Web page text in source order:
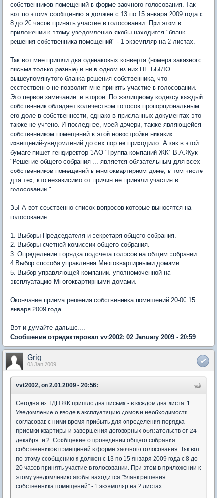
собственников помещений в форме заочного голосования. Так
вот по этому сообщению я должен с 13 по 15 января 2009 года с
8 до 20 часов принять участие в голосовании. При этом в
приложении к этому уведомлению якобы находится "бланк
решения собственника помещений" - 1 экземпляр на 2 листах.
Так вот мне пришли два одинаковых конверта (номера заказного
письма только разные) и ни в одном из них НЕ БЫЛО
вышеупомянутого бланка решения собственника, что
есстественно не позволит мне принять участие в голосовании.
Это первое замечание, и второе. По жилищному кодексу каждый
собственник обладает количеством голосов пропорциональным
его доле в собственности, однако в присланных документах это
также не учтено. И последнее, моей дочери, также являющейся
собственником помещений в этой новостройке никаких
извещений-уведомлений до сих пор не приходило. А как в этой
бумаге пишет гендиректор ЗАО "Группа компаний ЖК" В.А.Жук
"Решение общего собрания ... является обязательным для всех
собственников помещений в многоквартирном доме, в том числе
для тех, кто независимо от причин не приняли участия в
голосовании."
ЗЫ А вот собственно список вопросов которые выносятся на
голосование:
1. Выборы Председателя и секретаря общего собрания.
2. Выборы счетной комиссии общего собрания.
3. Определение порядка подсчета голосов на общем собрании.
4 Выбор способа управления Многоквартирными домами.
5. Выбор управляющей компании, уполномоченной на
эксплуатацию Многоквартирными домами.
Окончание приема решения собственника помещений 20-00 15
января 2009 года.
Вот и думайте дальше....
Сообщение отредактировал vvt2002: 02 January 2009 - 20:59
Grig
03 Jan 2009
vvt2002, on 2.01.2009 - 20:56:
Сегодня из ТДН ЖК пришло два письма - в каждом два листа. 1.
Уведомление о вводе в эксплуатацию домов и необходимости
согласовав с ними время прибыть для определения порядка
приемки квартиры и завершения договорных обязательств от 24
декабря. и 2. Сообщение о проведении общего собрания
собственников помещений в форме заочного голосования. Так вот
по этому сообщению я должен с 13 по 15 января 2009 года с 8 до
20 часов принять участие в голосовании. При этом в приложении к
этому уведомлению якобы находится "бланк решения
собственника помещений" - 1 экземпляр на 2 листах.